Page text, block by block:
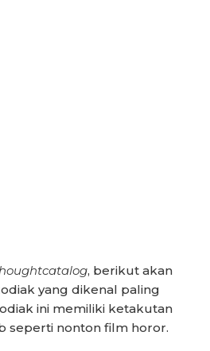
, berikut akan
yang dikenal paling
ini memiliki ketakutan
seperti nonton film horor.